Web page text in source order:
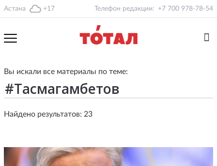
Астана +17 Телефон редакции: +7 700 978-78-54
Вы искали все материалы по теме:
Найдено результатов: 23